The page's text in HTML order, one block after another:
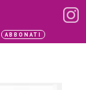
ABBONATI